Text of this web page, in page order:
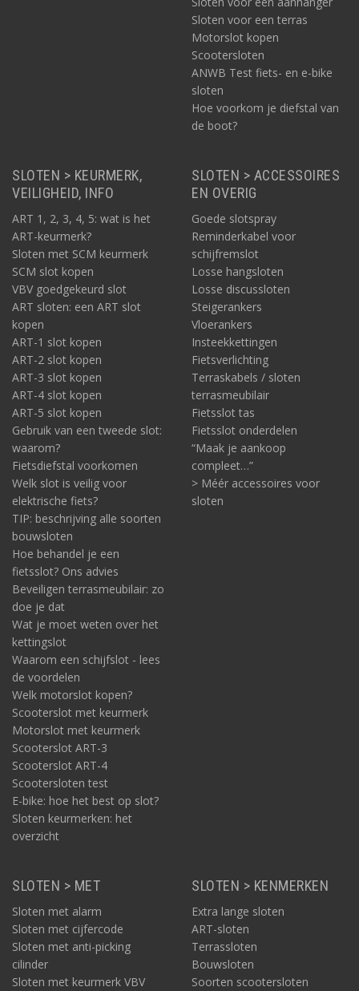
Sloten voor een terras
Motorslot kopen
Scootersloten
ANWB Test fiets- en e-bike
sloten
Hoe voorkom je diefstal van
de boot?
SLOTEN > KEURMERK,
VEILIGHEID, INFO
ART 1, 2, 3, 4, 5: wat is het
ART-keurmerk?
Sloten met SCM keurmerk
SCM slot kopen
VBV goedgekeurd slot
ART sloten: een ART slot
kopen
ART-1 slot kopen
ART-2 slot kopen
ART-3 slot kopen
ART-4 slot kopen
ART-5 slot kopen
Gebruik van een tweede slot:
waarom?
Fietsdiefstal voorkomen
Welk slot is veilig voor
elektrische fiets?
TIP: beschrijving alle soorten
bouwsloten
Hoe behandel je een
fietsslot? Ons advies
Beveiligen terrasmeubilair: zo
doe je dat
Wat je moet weten over het
kettingslot
Waarom een schijfslot - lees
de voordelen
Welk motorslot kopen?
Scooterslot met keurmerk
Motorslot met keurmerk
Scooterslot ART-3
Scooterslot ART-4
Scootersloten test
E-bike: hoe het best op slot?
Sloten keurmerken: het
overzicht
SLOTEN > ACCESSOIRES
EN OVERIG
Goede slotspray
Reminderkabel voor
schijfremslot
Losse hangsloten
Losse discussloten
Steigerankers
Vloerankers
Insteekkettingen
Fietsverlichting
Terraskabels / sloten
terrasmeubilair
Fietsslot tas
Fietsslot onderdelen
“Maak je aankoop
compleet…”
> Méér accessoires voor
sloten
SLOTEN > MET
Sloten met alarm
Sloten met cijfercode
Sloten met anti-picking
cilinder
Sloten met keurmerk VBV
SLOTEN > KENMERKEN
Extra lange sloten
ART-sloten
Terrassloten
Bouwsloten
Soorten scootersloten